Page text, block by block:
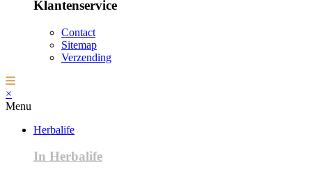
Klantenservice
Contact
Sitemap
Verzending
×
Menu
Herbalife
In Herbalife